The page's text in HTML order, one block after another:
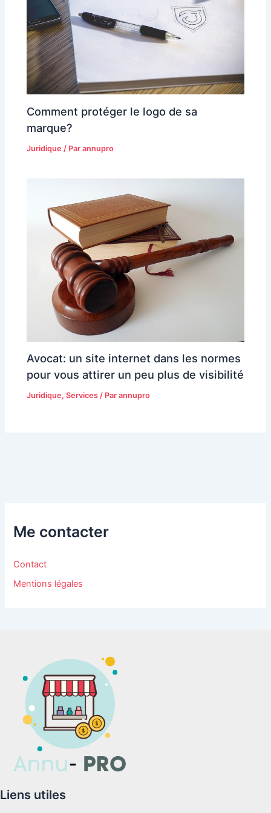
Comment protéger le logo de sa
marque?
Juridique / Parannupro
Avocat: un site internet dans les normes
pour vous attirer un peu plus de visibilité
Juridique,Services / Parannupro
Me contacter
Contact
Mentions légales
Liens utiles